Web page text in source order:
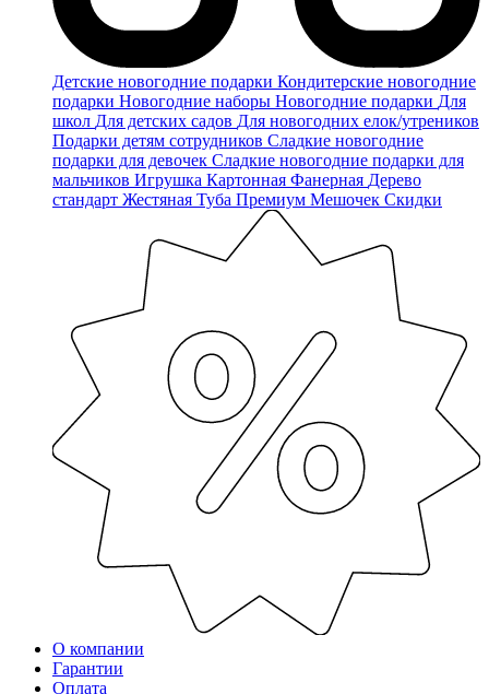
Детские новогодние подарки Кондитерские новогодние
подарки Новогодние наборы Новогодние подарки Для
школ Для детских садов Для новогодних елок/утреников
Подарки детям сотрудников Сладкие новогодние
подарки для девочек Сладкие новогодние подарки для
мальчиков Игрушка Картонная Фанерная Дерево
стандарт Жестяная Туба Премиум Мешочек Скидки
О компании
Гарантии
Оплата